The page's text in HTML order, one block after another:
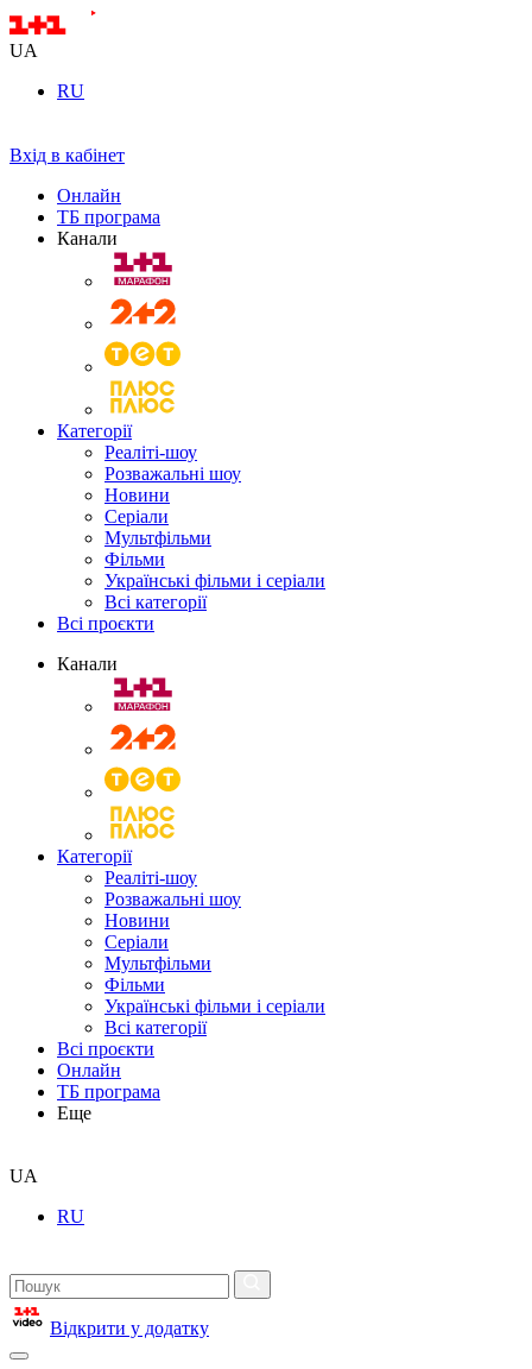
UA
RU
Вхід в кабінет
Онлайн
ТБ програма
Канали
Категорії
Реаліті-шоу
Розважальні шоу
Новини
Серіали
Мультфільми
Фільми
Українські фільми і серіали
Всі категорії
Всі проєкти
Канали
Категорії
Реаліті-шоу
Розважальні шоу
Новини
Серіали
Мультфільми
Фільми
Українські фільми і серіали
Всі категорії
Всі проєкти
Онлайн
ТБ програма
Еще
UA
RU
Відкрити у додатку